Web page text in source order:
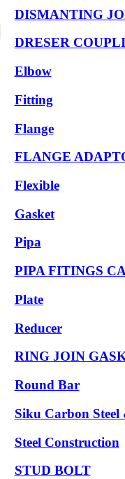
DISMANTING
DRESER
Elbow
Fitting
Flange
FLANGE
Flexible
Gasket
Pipa
PIPA FITINGS
Plate
Reducer
RING JOIN
Round Bar
Siku Carbon Steel
Steel Construction
STUD BOLT